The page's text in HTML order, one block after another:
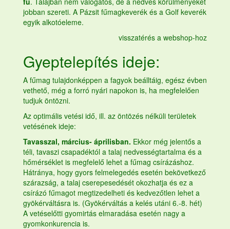
jobban szereti. A Pázsit fűmagkeverék és a Golf keverék
egyik alkotóeleme.
visszatérés a webshop-hoz
Gyeptelepítés ideje:
A fűmag tulajdonképpen a fagyok beálltáig, egész évben
vethető, még a forró nyári napokon is, ha megfelelően
tudjuk öntözni.
Az optimális vetési idő, ill. az öntözés nélküli területek
vetésének ideje:
Tavasszal, március- áprilisban. Ekkor még jelentős a
téli, tavaszi csapadéktól a talaj nedvességtartalma és a
hőmérséklet is megfelelő lehet a fűmag csírázáshoz.
Hátránya, hogy gyors felmelegedés esetén bekövetkező
szárazság, a talaj cserepesedését okozhatja és ez a
csírázó fűmagot megtizedelheti és kedvezőtlen lehet a
gyökérváltásra is. (Gyökérváltás a kelés utáni 6.-8. hét)
A vetéselőtti gyomirtás elmaradása esetén nagy a
gyomkonkurencia is.